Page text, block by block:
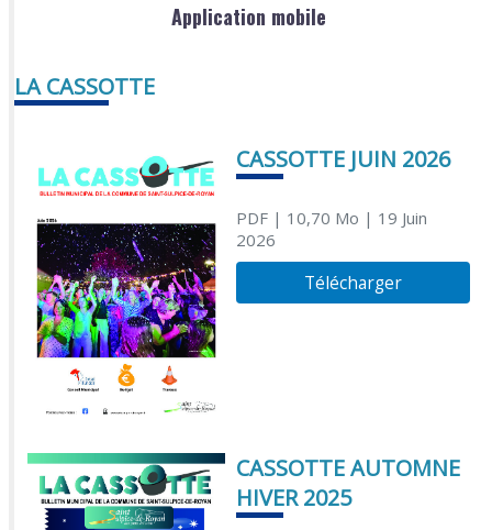
Application mobile
LA CASSOTTE
CASSOTTE JUIN 2026
PDF| 10,70 Mo | 19 Juin
2026
Télécharger
CASSOTTE AUTOMNE
HIVER 2025